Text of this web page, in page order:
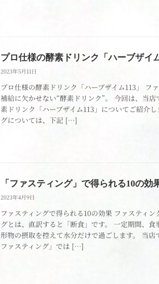
プロ仕様の酵素ドリンク「ハーブザイム
2023年5月11日
プロ仕様の酵素ドリンク「ハーブザイム113」 フ
補給に欠かせない“酵素ドリンク”。 今回は、当
素ドリンク「ハーブザイム113」についてご紹介
グについては、下記 […]
「ファスティング」で得られる10の効
2023年4月9日
ファスティングで得られる10の効果 ファスティン
グとは、直訳すると「断食」です。 一定期間、食
形物の摂取を控えて水分だけで過ごします。 当店
ファスティング」では […]